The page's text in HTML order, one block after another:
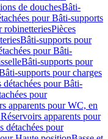
de douchesBâti-
pour Bâti-supports
robinetteriesPièces
Bâti-supports pour
pour Bâti-
Bâti-supports pour
supports pour charges
détachées pour Bâti-
pour
apparents pour WC, en
apparents pour
détachées pour